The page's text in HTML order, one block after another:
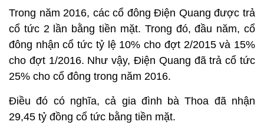
Trong năm 2016, các cổ đông Điện Quang được trả
cổ tức 2 lần bằng tiền mặt. Trong đó, đầu năm, cổ
đông nhận cổ tức tỷ lệ 10% cho đợt 2/2015 và 15%
cho đợt 1/2016. Như vậy, Điện Quang đã trả cổ tức
25% cho cổ đông trong năm 2016.
Điều đó có nghĩa, cả gia đình bà Thoa đã nhận
29,45 tỷ đồng cổ tức bằng tiền mặt.